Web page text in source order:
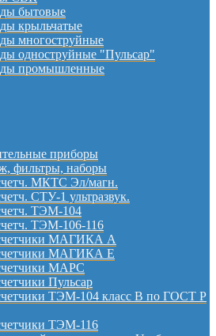
бытовые
крыльчатые
многоструйные
одноструйные "Пульсар"
промышленные
приборы
фильтры, наборы
МКТС Эл/магн.
СТУ-1 ультразвук.
ТЭМ-104
ТЭМ-106-116
МАГИКА А
МАГИКА Е
МАРС
Пульсар
ТЭМ-104 класс B по ГОСТ Р
ТЭМ-116